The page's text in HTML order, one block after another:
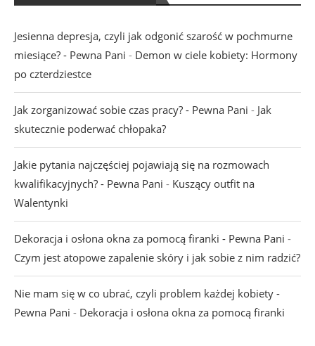
Jesienna depresja, czyli jak odgonić szarość w pochmurne
miesiące? - Pewna Pani - Demon w ciele kobiety: Hormony
po czterdziestce
Jak zorganizować sobie czas pracy? - Pewna Pani - Jak
skutecznie poderwać chłopaka?
Jakie pytania najczęściej pojawiają się na rozmowach
kwalifikacyjnych? - Pewna Pani - Kuszący outfit na
Walentynki
Dekoracja i osłona okna za pomocą firanki - Pewna Pani -
Czym jest atopowe zapalenie skóry i jak sobie z nim radzić?
Nie mam się w co ubrać, czyli problem każdej kobiety -
Pewna Pani - Dekoracja i osłona okna za pomocą firanki